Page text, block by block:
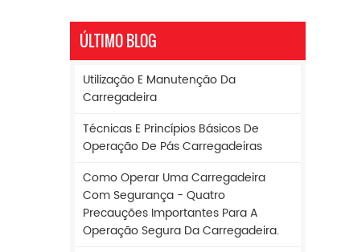
ÚLTIMO BLOG
Utilização E Manutenção Da
Carregadeira
Técnicas E Princípios Básicos De
Operação De Pás Carregadeiras
Como Operar Uma Carregadeira
Com Segurança - Quatro
Precauções Importantes Para A
Operação Segura Da Carregadeira.